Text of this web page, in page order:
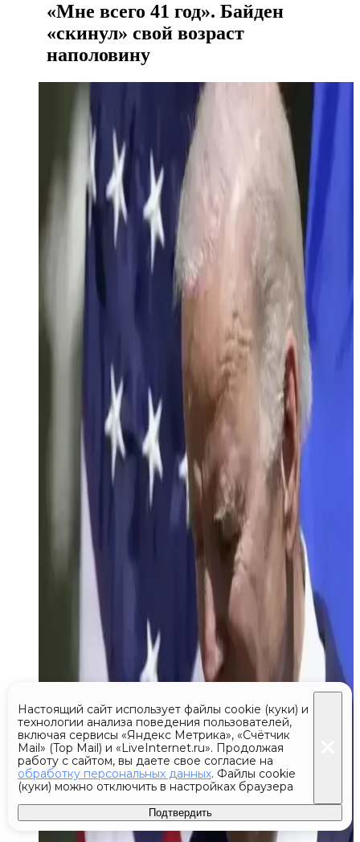
«Мне всего 41 год». Байден
«скинул» свой возраст
наполовину
Настоящий сайт использует файлы cookie (куки) и
технологии анализа поведения пользователей,
включая сервисы «Яндекс Метрика», «Счётчик
Mail» (Top Mail) и «LiveInternet.ru». Продолжая
работу с сайтом, вы даете свое согласие на
обработку персональных данных. Файлы cookie
(куки) можно отключить в настройках браузера
Подтвердить